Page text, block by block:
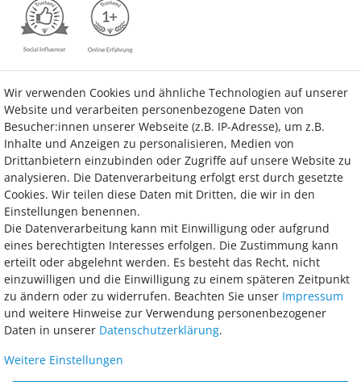
Vertrag widerrufen Kontakt
Bezahlung
Wir bieten Ihnen viele Möglichkeiten einer sicheren und bequemen
Bezahlung.
Wir verwenden Cookies und ähnliche Technologien auf unserer
Website und verarbeiten personenbezogene Daten von
Besucher:innen unserer Webseite (z.B. IP-Adresse), um z.B.
Inhalte und Anzeigen zu personalisieren, Medien von
Drittanbietern einzubinden oder Zugriffe auf unsere Website zu
analysieren. Die Datenverarbeitung erfolgt erst durch gesetzte
Cookies. Wir teilen diese Daten mit Dritten, die wir in den
Einstellungen benennen.
Die Datenverarbeitung kann mit Einwilligung oder aufgrund
eines berechtigten Interesses erfolgen. Die Zustimmung kann
erteilt oder abgelehnt werden. Es besteht das Recht, nicht
einzuwilligen und die Einwilligung zu einem späteren Zeitpunkt
zu ändern oder zu widerrufen. Beachten Sie unser Impressum
und weitere Hinweise zur Verwendung personenbezogener
Daten in unserer Daten­schutz­erklärung.
Weitere Einstellungen